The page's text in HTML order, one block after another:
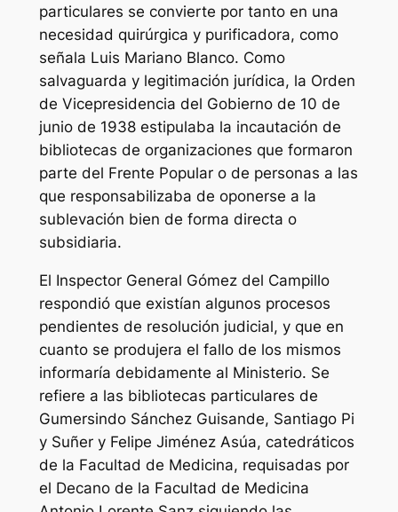
particulares se convierte por tanto en una
necesidad quirúrgica y purificadora, como
señala Luis Mariano Blanco. Como
salvaguarda y legitimación jurídica, la Orden
de Vicepresidencia del Gobierno de 10 de
junio de 1938 estipulaba la incautación de
bibliotecas de organizaciones que formaron
parte del Frente Popular o de personas a las
que responsabilizaba de oponerse a la
sublevación bien de forma directa o
subsidiaria.
El Inspector General Gómez del Campillo
respondió que existían algunos procesos
pendientes de resolución judicial, y que en
cuanto se produjera el fallo de los mismos
informaría debidamente al Ministerio. Se
refiere a las bibliotecas particulares de
Gumersindo Sánchez Guisande, Santiago Pi
y Suñer y Felipe Jiménez Asúa, catedráticos
de la Facultad de Medicina, requisadas por
el Decano de la Facultad de Medicina